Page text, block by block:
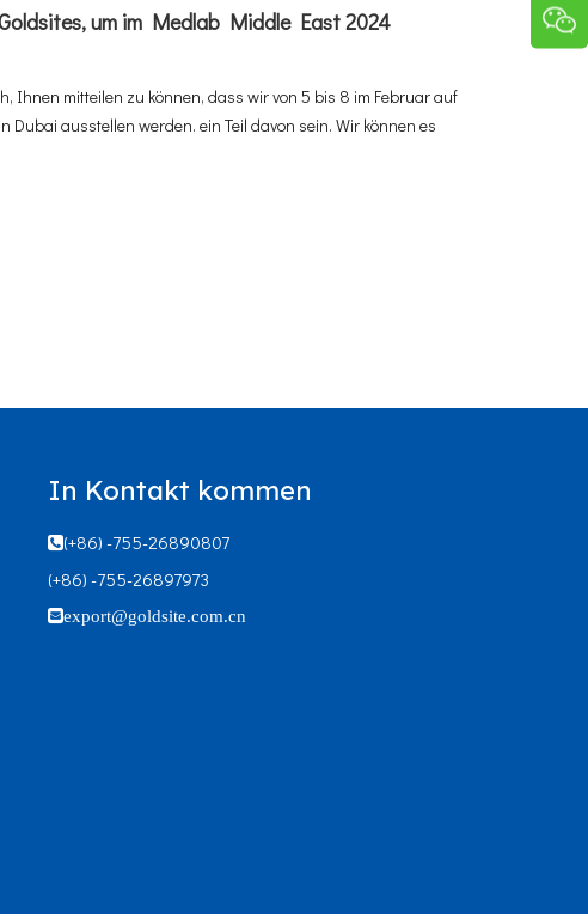
um im Medlab Middle East 2024
Ihnen mitteilen zu können, dass wir von 5 bis 8 im Februar auf
Dubai ausstellen werden. ein Teil davon sein. Wir können es
In Kontakt kommen
(+86) -755-26890807
(+86) -755-26897973
export@goldsite.com.cn